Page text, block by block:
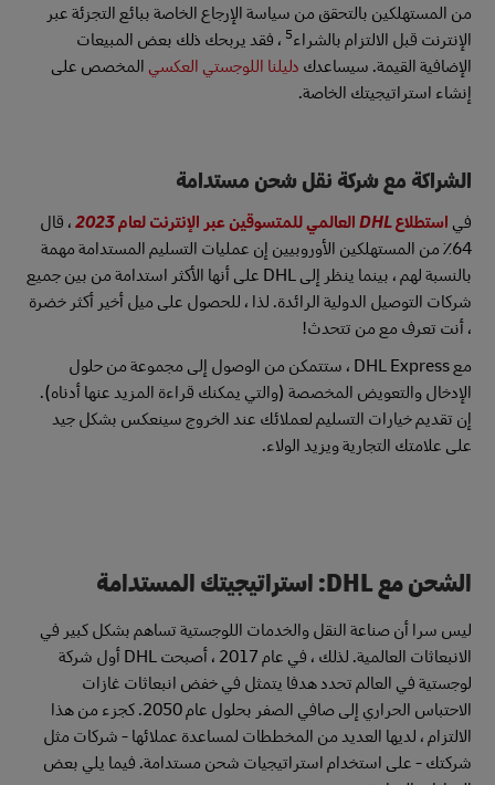
من المستهلكين بالتحقق من سياسة الإرجاع الخاصة ببائع التجزئة عبر
الإنترنت قبل الالتزام بالشراء5 ، فقد يربحك ذلك بعض المبيعات
الإضافية القيمة. سيساعدك دليلنا اللوجستي العكسي المخصص على
إنشاء استراتيجيتك الخاصة.
الشراكة مع شركة نقل شحن مستدامة
في استطلاع DHL العالمي للمتسوقين عبر الإنترنت لعام 2023
، قال
64٪ من المستهلكين الأوروبيين إن عمليات التسليم المستدامة مهمة
بالنسبة لهم ، بينما ينظر إلى DHL على أنها الأكثر استدامة من بين جميع
شركات التوصيل الدولية الرائدة. لذا ، للحصول على ميل أخير أكثر خضرة
، أنت تعرف مع من تتحدث!
مع DHL Express ، ستتمكن من الوصول إلى مجموعة من حلول
الإدخال والتعويض المخصصة (والتي يمكنك قراءة المزيد عنها أدناه).
إن تقديم خيارات التسليم لعملائك عند الخروج سينعكس بشكل جيد
على علامتك التجارية ويزيد الولاء.
الشحن مع DHL: استراتيجيتك المستدامة
ليس سرا أن صناعة النقل والخدمات اللوجستية تساهم بشكل كبير في
الانبعاثات العالمية. لذلك ، في عام 2017 ، أصبحت DHL أول شركة
لوجستية في العالم تحدد هدفا يتمثل في خفض انبعاثات غازات
الاحتباس الحراري إلى صافي الصفر بحلول عام 2050. كجزء من هذا
الالتزام ، لديها العديد من المخططات لمساعدة عملائها - شركات مثل
شركتك - على استخدام استراتيجيات شحن مستدامة. فيما يلي بعض